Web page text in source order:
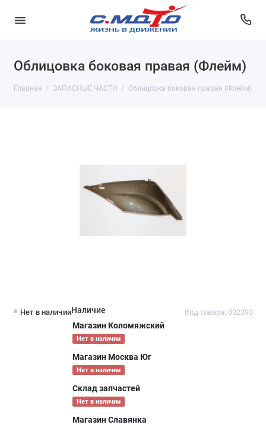
Облицовка боковая правая (Флейм)
Главная ЗАПАСНЫЕ ЧАСТИ Облицовка боковая правая (Флейм)
Нет в наличии Код товара: 002393
Наличие
Магазин Коломяжский
Нет в наличии
Магазин Москва Юг
Нет в наличии
Склад запчастей
Нет в наличии
Магазин Славянка